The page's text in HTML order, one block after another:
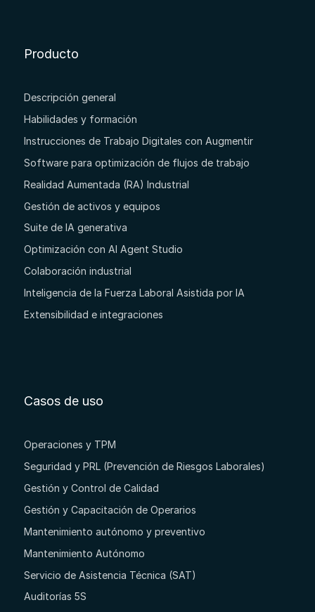
Producto
Descripción general
Habilidades y formación
Instrucciones de Trabajo Digitales con Augmentir
Software para optimización de flujos de trabajo
Realidad Aumentada (RA) Industrial
Gestión de activos y equipos
Suite de IA generativa
Optimización con AI Agent Studio
Colaboración industrial
Inteligencia de la Fuerza Laboral Asistida por IA
Extensibilidad e integraciones
Casos de uso
Operaciones y TPM
Seguridad y PRL (Prevención de Riesgos Laborales)
Gestión y Control de Calidad
Gestión y Capacitación de Operarios
Mantenimiento autónomo y preventivo
Mantenimiento Autónomo
Servicio de Asistencia Técnica (SAT)
Auditorías 5S